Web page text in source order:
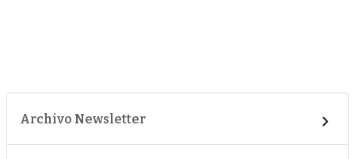
Archivo Newsletter